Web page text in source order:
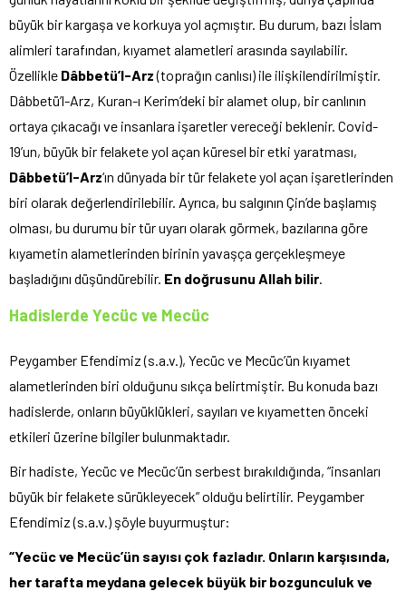
büyük bir kargaşa ve korkuya yol açmıştır. Bu durum, bazı İslam
alimleri tarafından, kıyamet alametleri arasında sayılabilir.
Özellikle Dâbbetü’l-Arz(toprağın canlısı) ile ilişkilendirilmiştir.
Dâbbetü’l-Arz, Kuran-ı Kerim’deki bir alamet olup, bir canlının
ortaya çıkacağı ve insanlara işaretler vereceği beklenir. Covid-
19’un, büyük bir felakete yol açan küresel bir etki yaratması,
Dâbbetü’l-Arz‘ın dünyada bir tür felakete yol açan işaretlerinden
biri olarak değerlendirilebilir. Ayrıca, bu salgının Çin’de başlamış
olması, bu durumu bir tür uyarı olarak görmek, bazılarına göre
kıyametin alametlerinden birinin yavaşça gerçekleşmeye
başladığını düşündürebilir. En doğrusunu Allah bilir
Hadislerde Yecüc ve Mecüc
Peygamber Efendimiz (s.a.v.), Yecüc ve Mecüc’ün kıyamet
alametlerinden biri olduğunu sıkça belirtmiştir. Bu konuda bazı
hadislerde, onların büyüklükleri, sayıları ve kıyametten önceki
etkileri üzerine bilgiler bulunmaktadır.
Bir hadiste, Yecüc ve Mecüc’ün serbest bırakıldığında, “insanları
büyük bir felakete sürükleyecek” olduğu belirtilir. Peygamber
Efendimiz (s.a.v.) şöyle buyurmuştur:
“Yecüc ve Mecüc’ün sayısı çok fazladır. Onların karşısında,
her tarafta meydana gelecek büyük bir bozgunculuk ve